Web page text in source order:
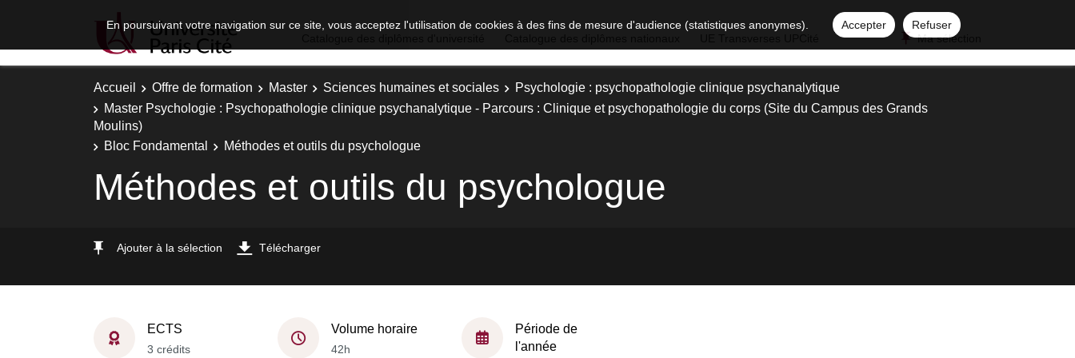
En poursuivant votre navigation sur ce site, vous acceptez l'utilisation de cookies à des fins de mesure d'audience (statistiques anonymes). Accepter
Refuser
Ma sélection
Accueil Offre de formation Master Sciences humaines et sociales
Psychologie : psychopathologie clinique psychanalytique
Master Psychologie : Psychopathologie clinique psychanalytique - Parcours : Clinique et psychopathologie du corps (Site du Campus des Grands
Moulins)
Bloc Fondamental
Méthodes et outils du psychologue
Méthodes et outils du psychologue
Ajouter à la sélection Télécharger
ECTS
3 crédits
Volume horaire
42h
Période de
l'année